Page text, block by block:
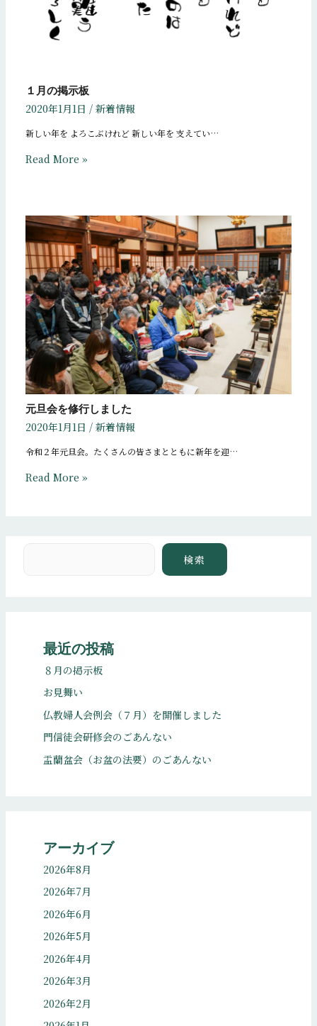
１月の掲示板
2020年1月1日 / 新着情報
新しい年を よろこぶけれど 新しい年を 支えてい…
Read More »
元旦会を修行しました
2020年1月1日 / 新着情報
令和２年元旦会。たくさんの皆さまとともに新年を迎…
Read More »
検索
最近の投稿
８月の掲示板
お見舞い
仏教婦人会例会（７月）を開催しました
門信徒会研修会のごあんない
盂蘭盆会（お盆の法要）のごあんない
アーカイブ
2026年8月
2026年7月
2026年6月
2026年5月
2026年4月
2026年3月
2026年2月